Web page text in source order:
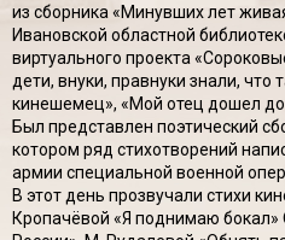
из сборника «Минувших лет
Ивановской областной
виртуального проекта
дети, внуки, правнуки знали, что
кинешемец», «Мой отец дошел до
Был представлен поэтический
котором ряд стихотворений
армии специальной военной
В этот день прозвучали стихи
Кропачёвой «Я поднимаю